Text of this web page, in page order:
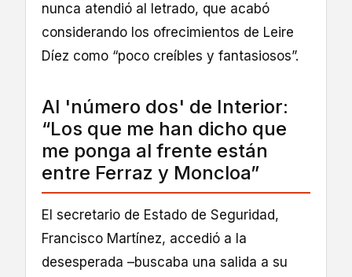
nunca atendió al letrado, que acabó
considerando los ofrecimientos de Leire
Díez como “poco creíbles y fantasiosos”.
Al 'número dos' de Interior:
“Los que me han dicho que
me ponga al frente están
entre Ferraz y Moncloa”
El secretario de Estado de Seguridad,
Francisco Martínez, accedió a la
desesperada –buscaba una salida a su